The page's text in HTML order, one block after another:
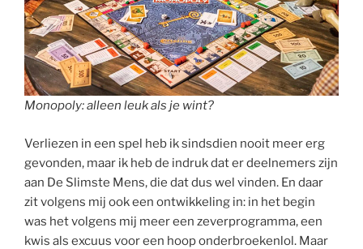
Monopoly: alleen leuk als je wint?
Verliezen in een spel heb ik sindsdien nooit meer erg
gevonden, maar ik heb de indruk dat er deelnemers zijn
aan De Slimste Mens, die dat dus wel vinden. En daar
zit volgens mij ook een ontwikkeling in: in het begin
was het volgens mij meer een zeverprogramma, een
kwis als excuus voor een hoop onderbroekenlol. Maar